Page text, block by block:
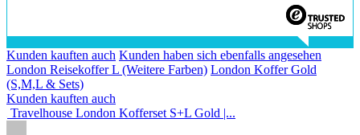
Kunden kauften auch Kunden haben sich ebenfalls angesehen
London Reisekoffer L (Weitere Farben) London Koffer Gold
(S,M,L & Sets)
Kunden kauften auch
Travelhouse London Kofferset S+L Gold |...